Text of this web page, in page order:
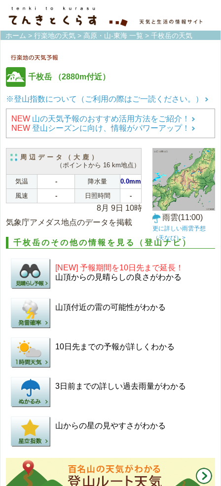
ホーム > 行楽地の天気 > 高原・山-東海 一覧 > 千枚岳の天気
千枚岳 （2880m付近）
※登山指数について（ご利用の際はご一読ください。）
NEW 山の天気予報のおすすめ活用方法をご紹介！
NEW 登山シーズンに向け、情報がパワーアップ！
周辺データ（大鹿）
（ポイントから 16 km地点）
気温 - 降水量
0.0mm
風速
- 日照時間 -
8月 9日 10時
気象庁アメダス地点のデータを掲載
雨雲(11:00)
更に詳しい雨雲予想
（天なび）>
千枚岳のその他の情報を見る（登山ナビ）
[NEW] 予報期間を10日先まで延長！
山頂からの見晴らしの良さがわかる
山頂付近の雷の可能性がわかる
10日先までの予報が詳しくわかる
3日前までの詳しい過去雨量がわかる
山からの星の見やすさがわかる